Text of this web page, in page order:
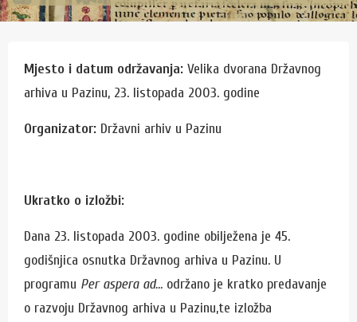
Mjesto i datum održavanja: Velika dvorana Državnog
arhiva u Pazinu, 23. listopada 2003. godine
Organizator: Državni arhiv u Pazinu
Ukratko o izložbi:
Dana 23. listopada 2003. godine obilježena je 45.
godišnjica osnutka Državnog arhiva u Pazinu. U
programu Per aspera ad… održano je kratko predavanje
o razvoju Državnog arhiva u Pazinu,te izložba